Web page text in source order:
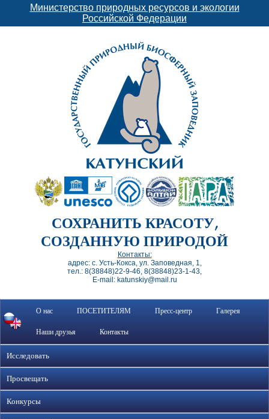
Министерство природных ресурсов и экологии
Российской Федерации
СОХРАНИТЬ КРАСОТУ,
СОЗДАННУЮ ПРИРОДОЙ
Контакты:
адрес: с. Усть-Кокса, ул. Заповедная, 1,
тел.: 8(38848)22-9-46, 8(38848)23-1-43,
E-mail: katunskiy@mail.ru
О нас ПОСЕТИТЕЛЯМ Пресс-центр Галерея
Наши друзья Контакты
Исследовать
Просвещать
Конкурсы